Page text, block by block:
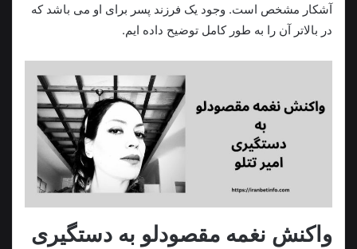
آشکار مشخص است. وجود یک فرزند پسر برای او می باشد که
در بالاتر آن را به طور کامل توضیح داده ایم.
واکنش نغمه مقصودلو به دستگیری